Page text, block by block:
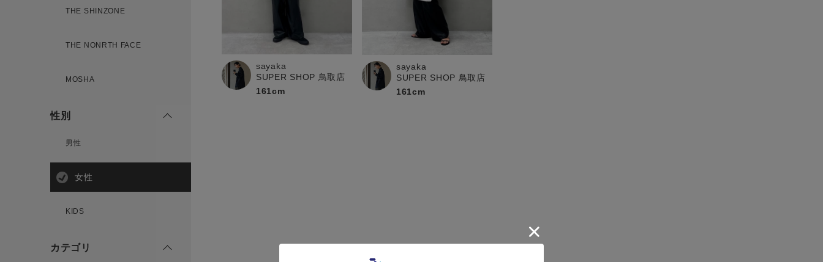
THE SHINZONE
THE NONRTH FACE
MOSHA
性別
男性
女性
KIDS
カテゴリ
sayaka
SUPER SHOP 鳥取店
161cm
sayaka
SUPER SHOP 鳥取店
161cm